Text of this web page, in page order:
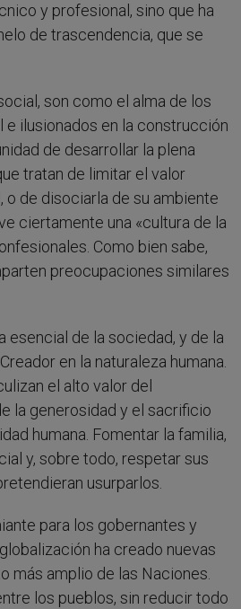
y profesional, sino que ha
de trascendencia, que se
son como el alma de los
e ilusionados en la construcción
de desarrollar la plena
tratan de limitar el valor
o de disociarla de su ambiente
ciertamente una «cultura de la
Como bien sabe,
preocupaciones similares
esencial de la sociedad, y de la
en la naturaleza humana.
el alto valor del
la generosidad y el sacrificio
humana. Fomentar la familia,
y, sobre todo, respetar sus
usurparlos.
para los gobernantes y
ha creado nuevas
más amplio de las Naciones.
los pueblos, sin reducir todo